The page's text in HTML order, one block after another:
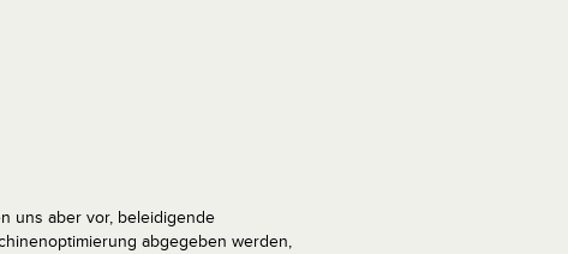
uns aber vor, beleidigende
abgegeben werden,